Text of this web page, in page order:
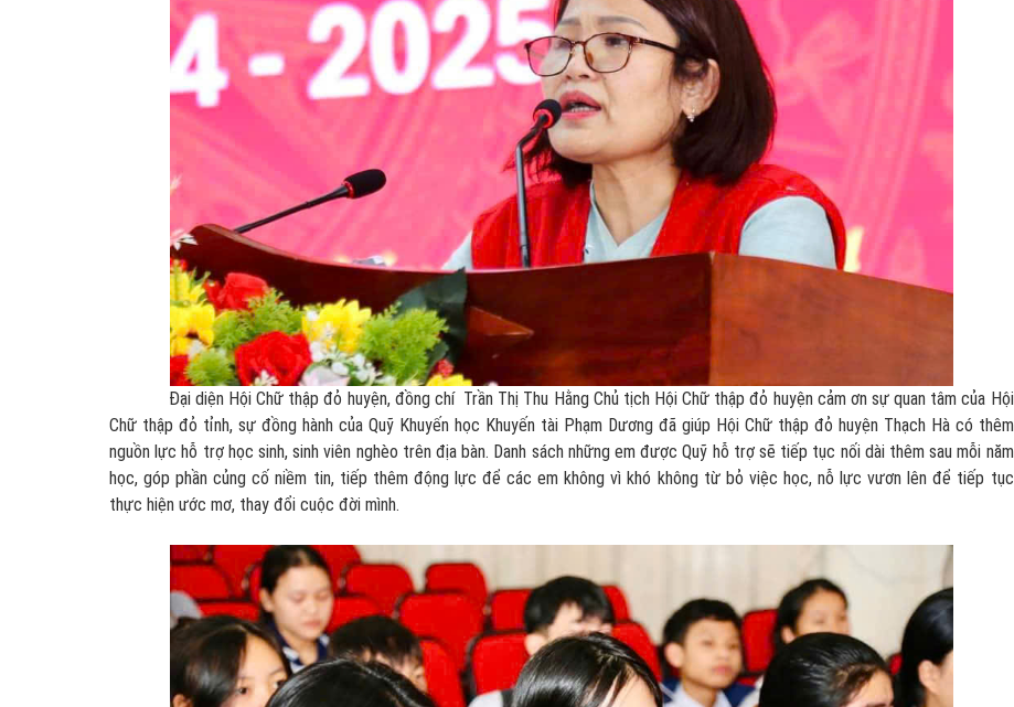
Đại diện Hội Chữ thập đỏ huyện, đồng chí Trần Thị Thu Hằng Chủ tịch Hội Chữ thập đỏ huyện cảm ơn sự quan tâm của Hội
Chữ thập đỏ tỉnh, sự đồng hành của Quỹ Khuyến học Khuyến tài Phạm Dương đã giúp Hội Chữ thập đỏ huyện Thạch Hà có thêm
nguồn lực hỗ trợ học sinh, sinh viên nghèo trên địa bàn. Danh sách những em được Quỹ hỗ trợ sẽ tiếp tục nối dài thêm sau mỗi năm
học, góp phần củng cố niềm tin, tiếp thêm động lực để các em không vì khó không từ bỏ việc học, nỗ lực vươn lên để tiếp tục
thực hiện ước mơ, thay đổi cuộc đời mình.